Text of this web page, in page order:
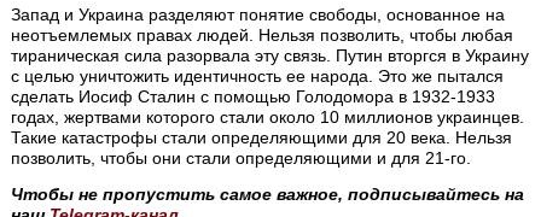
Запад и Украина разделяют понятие свободы, основанное на
неотъемлемых правах людей. Нельзя позволить, чтобы любая
тираническая сила разорвала эту связь. Путин вторгся в Украину
с целью уничтожить идентичность ее народа. Это же пытался
сделать Иосиф Сталин с помощью Голодомора в 1932-1933
годах, жертвами которого стали около 10 миллионов украинцев.
Такие катастрофы стали определяющими для 20 века. Нельзя
позволить, чтобы они стали определяющими и для 21-го.
Чтобы не пропустить самое важное, подписывайтесь на